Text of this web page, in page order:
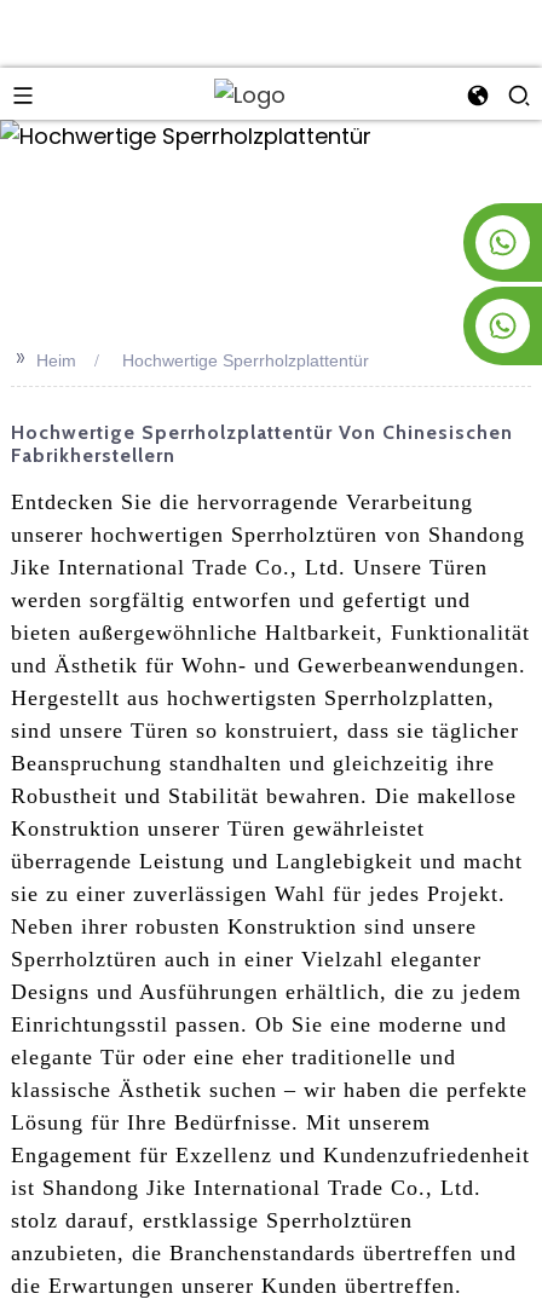
>>
Heim Hochwertige Sperrholzplattentür
Hochwertige Sperrholzplattentür Von Chinesischen
Fabrikherstellern
Entdecken Sie die hervorragende Verarbeitung
unserer hochwertigen Sperrholztüren von Shandong
Jike International Trade Co., Ltd. Unsere Türen
werden sorgfältig entworfen und gefertigt und
bieten außergewöhnliche Haltbarkeit, Funktionalität
und Ästhetik für Wohn- und Gewerbeanwendungen.
Hergestellt aus hochwertigsten Sperrholzplatten,
sind unsere Türen so konstruiert, dass sie täglicher
Beanspruchung standhalten und gleichzeitig ihre
Robustheit und Stabilität bewahren. Die makellose
Konstruktion unserer Türen gewährleistet
überragende Leistung und Langlebigkeit und macht
sie zu einer zuverlässigen Wahl für jedes Projekt.
Neben ihrer robusten Konstruktion sind unsere
Sperrholztüren auch in einer Vielzahl eleganter
Designs und Ausführungen erhältlich, die zu jedem
Einrichtungsstil passen. Ob Sie eine moderne und
elegante Tür oder eine eher traditionelle und
klassische Ästhetik suchen – wir haben die perfekte
Lösung für Ihre Bedürfnisse. Mit unserem
Engagement für Exzellenz und Kundenzufriedenheit
ist Shandong Jike International Trade Co., Ltd.
stolz darauf, erstklassige Sperrholztüren
anzubieten, die Branchenstandards übertreffen und
die Erwartungen unserer Kunden übertreffen.